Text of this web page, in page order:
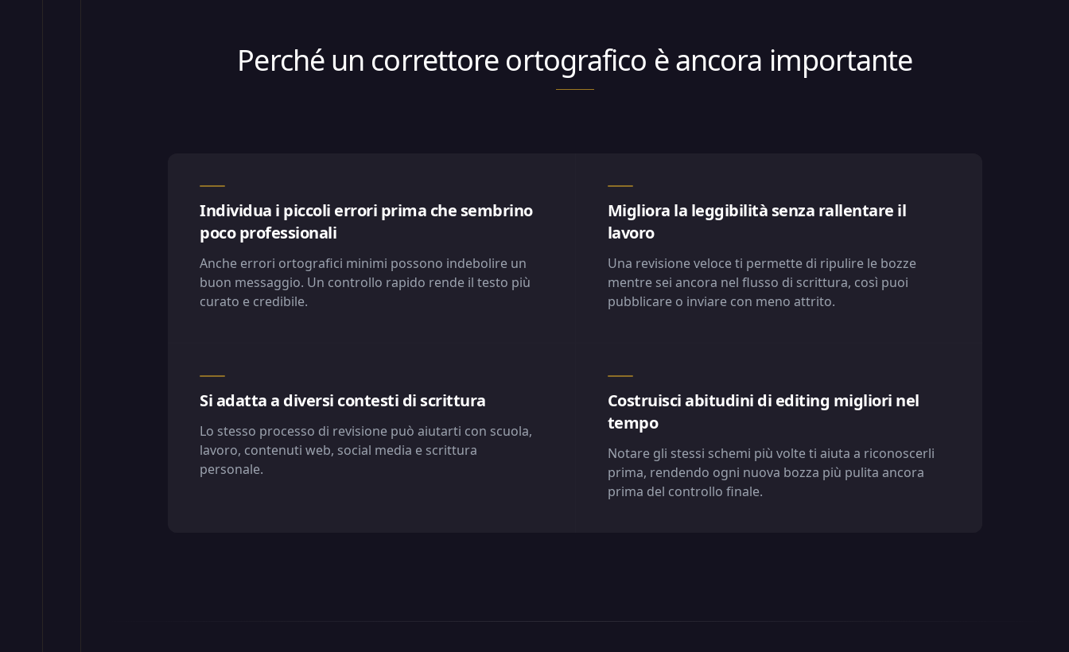
Perché un correttore ortografico è ancora importante
Individua i piccoli errori prima che sembrino
poco professionali
Anche errori ortografici minimi possono indebolire un
buon messaggio. Un controllo rapido rende il testo più
curato e credibile.
Migliora la leggibilità senza rallentare il
lavoro
Una revisione veloce ti permette di ripulire le bozze
mentre sei ancora nel flusso di scrittura, così puoi
pubblicare o inviare con meno attrito.
Si adatta a diversi contesti di scrittura
Lo stesso processo di revisione può aiutarti con scuola,
lavoro, contenuti web, social media e scrittura
personale.
Costruisci abitudini di editing migliori nel
tempo
Notare gli stessi schemi più volte ti aiuta a riconoscerli
prima, rendendo ogni nuova bozza più pulita ancora
prima del controllo finale.